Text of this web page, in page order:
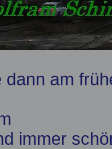
dann am
immer